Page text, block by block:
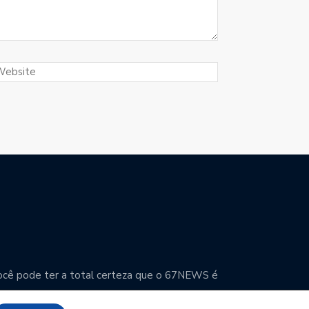
pode ter a total certeza que o 67NEWS é